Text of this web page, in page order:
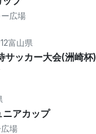
広場
富山県
サッカー大会(洲崎杯)
ニアカップ
場